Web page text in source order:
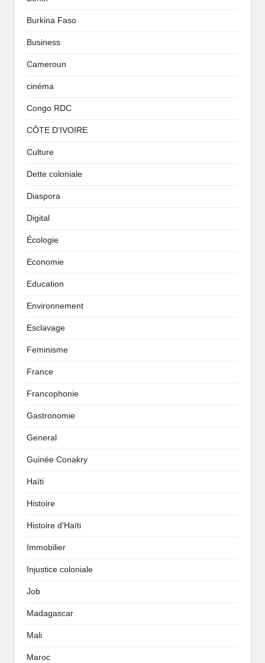
Burkina Faso
Business
Cameroun
cinéma
Congo RDC
CÔTE D’IVOIRE
Culture
Dette coloniale
Diaspora
Digital
Écologie
Economie
Education
Environnement
Esclavage
Feminisme
France
Francophonie
Gastronomie
General
Guinée Conakry
Haïti
Histoire
Histoire d'Haïti
Immobilier
Injustice coloniale
Job
Madagascar
Mali
Maroc